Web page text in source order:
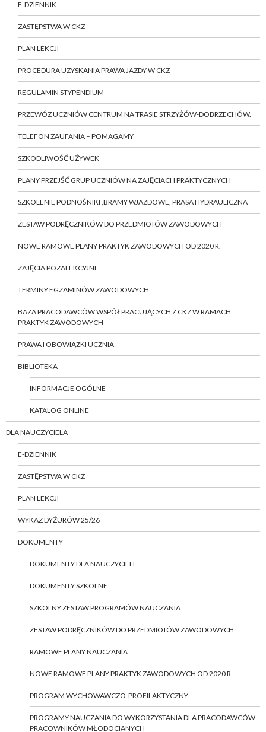
E-DZIENNIK
ZASTĘPSTWA W CKZ
PLAN LEKCJI
PROCEDURA UZYSKANIA PRAWA JAZDY W CKZ
REGULAMIN STYPENDIUM
PRZEWÓZ UCZNIÓW CENTRUM NA TRASIE STRZYŻÓW-DOBRZECHÓW.
TELEFON ZAUFANIA – POMAGAMY
SZKODLIWOŚĆ UŻYWEK
PLANY PRZEJŚĆ GRUP UCZNIÓW NA ZAJĘCIACH PRAKTYCZNYCH
SZKOLENIE PODNOŚNIKI ,BRAMY WJAZDOWE, PRASA HYDRAULICZNA
ZESTAW PODRĘCZNIKÓW DO PRZEDMIOTÓW ZAWODOWYCH
NOWE RAMOWE PLANY PRAKTYK ZAWODOWYCH OD 2020 R.
ZAJĘCIA POZALEKCYJNE
TERMINY EGZAMINÓW ZAWODOWYCH
BAZA PRACODAWCÓW WSPÓŁPRACUJĄCYCH Z CKZ W RAMACH
PRAKTYK ZAWODOWYCH
PRAWA I OBOWIĄZKI UCZNIA
BIBLIOTEKA
INFORMACJE OGÓLNE
KATALOG ONLINE
DLA NAUCZYCIELA
E-DZIENNIK
ZASTĘPSTWA W CKZ
PLAN LEKCJI
WYKAZ DYŻURÓW 25/26
DOKUMENTY
DOKUMENTY DLA NAUCZYCIELI
DOKUMENTY SZKOLNE
SZKOLNY ZESTAW PROGRAMÓW NAUCZANIA
ZESTAW PODRĘCZNIKÓW DO PRZEDMIOTÓW ZAWODOWYCH
RAMOWE PLANY NAUCZANIA
NOWE RAMOWE PLANY PRAKTYK ZAWODOWYCH OD 2020 R.
PROGRAM WYCHOWAWCZO-PROFILAKTYCZNY
PROGRAMY NAUCZANIA DO WYKORZYSTANIA DLA PRACODAWCÓW
PRACOWNIKÓW MŁODOCIANYCH